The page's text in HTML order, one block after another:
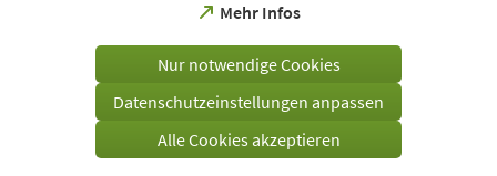
Mehr Infos
(Öffnet
einem
Tab)
Nur notwendige Cookies
Datenschutzeinstellungen anpassen
Alle Cookies akzeptieren